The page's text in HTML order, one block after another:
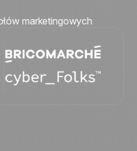
marketingowych